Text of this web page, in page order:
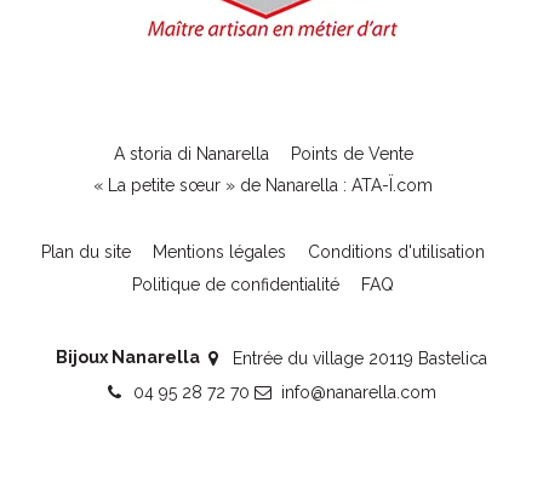
A storia di Nanarella
Points de Vente
« La petite sœur » de Nanarella : ATA-Ï.com
Plan du site Mentions légales
Conditions d'utilisation
Politique de confidentialité
FAQ
Bijoux Nanarella
Entrée du village 20119 Bastelica
04 95 28 72 70
info@nanarella.com